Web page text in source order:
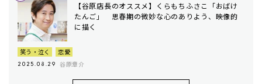
【谷原店長のオススメ】くらもちふさこ「おばけ
たんご」 思春期の微妙な心のありよう、映像的
に描く
笑う・泣く 恋愛
2025.08.29 谷原章介